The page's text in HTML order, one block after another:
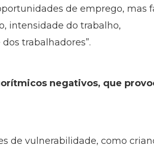
de emprego, mas
intensidade do trabalho,
trabalhadores”.
negativos, que
de vulnerabilidade, como